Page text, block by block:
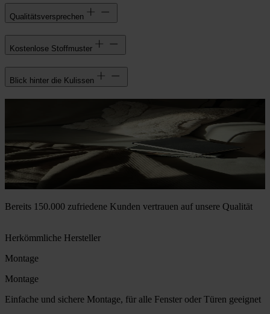
Qualitätsversprechen
Kostenlose Stoffmuster
Blick hinter die Kulissen
Bereits 150.000 zufriedene Kunden vertrauen auf unsere Qualität
Herkömmliche Hersteller
Montage
Montage
Einfache und sichere Montage, für alle Fenster oder Türen geeignet